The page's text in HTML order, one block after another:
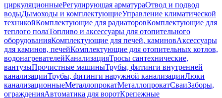
циркуляционныеРегулирующая арматураОтвод и подвод
водыДымоходы и комплектующиеУправление климатической
техникойКомплектующие для радиаторовКомплектующие для
теплого полаТопливо и аксессуары для отопительного
оборудованияКомплектующие для печей, каминовАксессуары
для каминов, печейКомплектующие для отопительных котлов,
водонагревателейКанализацияТросы сантехнические,
вантузыПрочистные машиныТрубы, фитинги внутренней
канализацииТрубы, фитинги наружной канализацииЛюки
канализационныеМеталлопрокатМеталлопрокатСваиЗаборы,
огражденияАвтоматика для воротКрепежные